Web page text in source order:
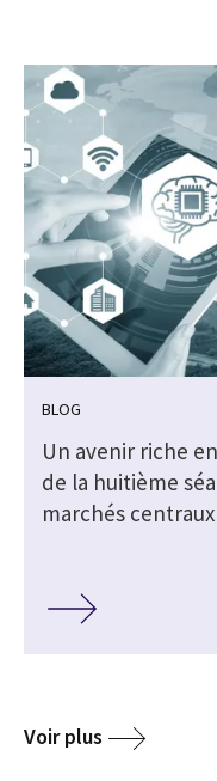
BLOG
Un avenir riche
de la huitième
marchés centraux
Voir plus